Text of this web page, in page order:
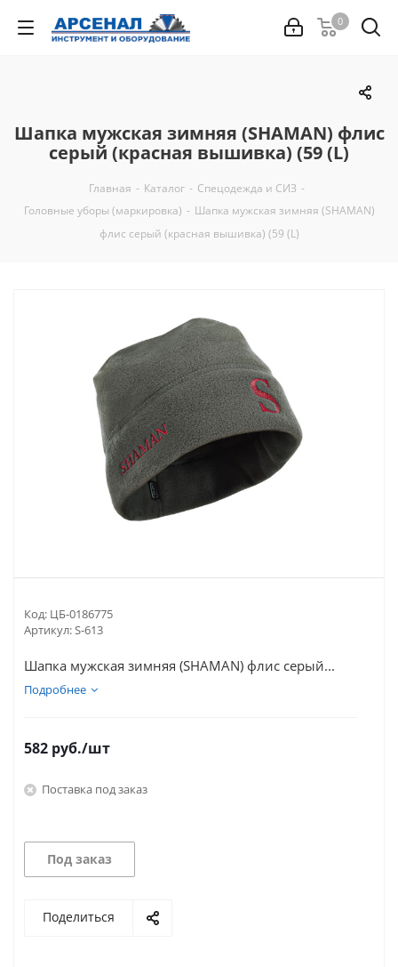
0
Шапка мужская зимняя (SHAMAN) флис
серый (красная вышивка) (59 (L)
Главная - Каталог - Спецодежда и СИЗ -
Головные уборы (маркировка) - Шапка мужская зимняя (SHAMAN)
флис серый (красная вышивка) (59 (L)
Код: ЦБ-0186775
Артикул:S-613
Шапка мужская зимняя (SHAMAN) флис серый...
Подробнее
582 руб./шт
Поставка под заказ
Под заказ
Поделиться